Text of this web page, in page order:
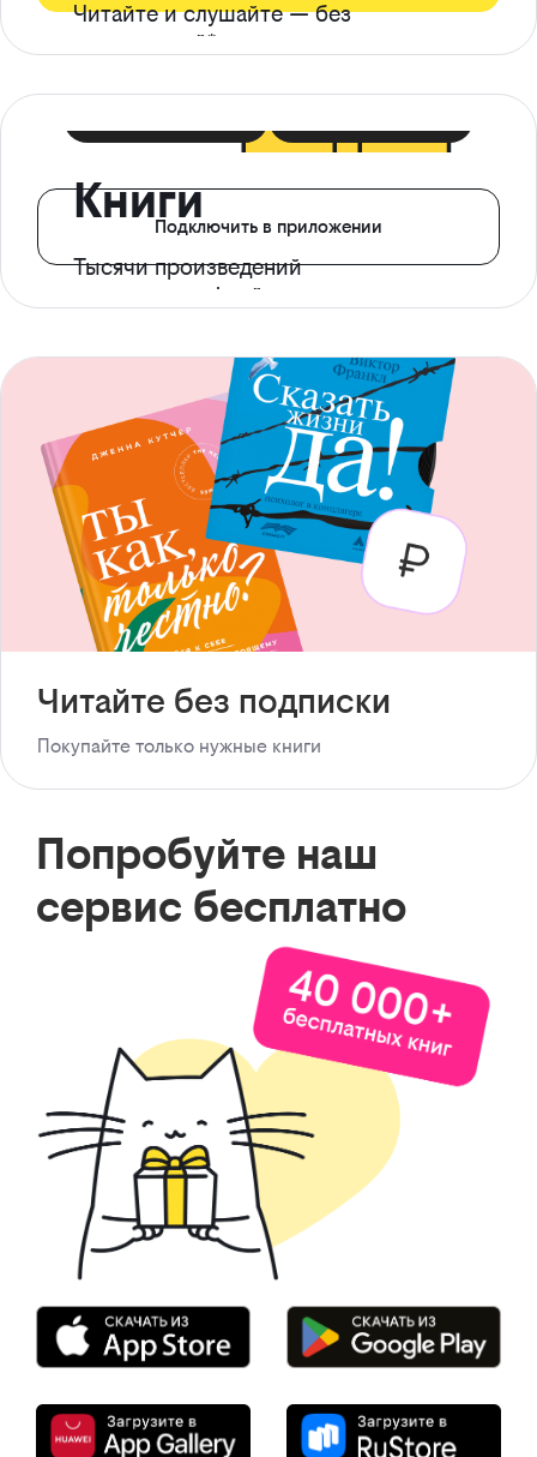
Читайте и слушайте — без
ограничений*
Книги
Тысячи произведений
с доступом офлайн
Подключить в приложении
Читайте без подписки
Покупайте только нужные книги
Попробуйте наш
сервис бесплатно